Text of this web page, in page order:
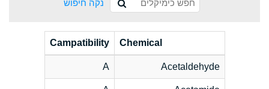
נקה חיפוש
Chemical
Campatibility
Acetaldehyde
A